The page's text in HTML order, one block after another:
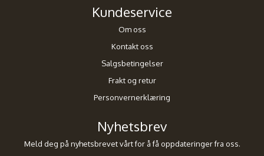
Kundeservice
Om oss
Kontakt oss
Salgsbetingelser
Frakt og retur
Personvernerklæring
Nyhetsbrev
Meld deg på nyhetsbrevet vårt for å få oppdateringer fra oss.